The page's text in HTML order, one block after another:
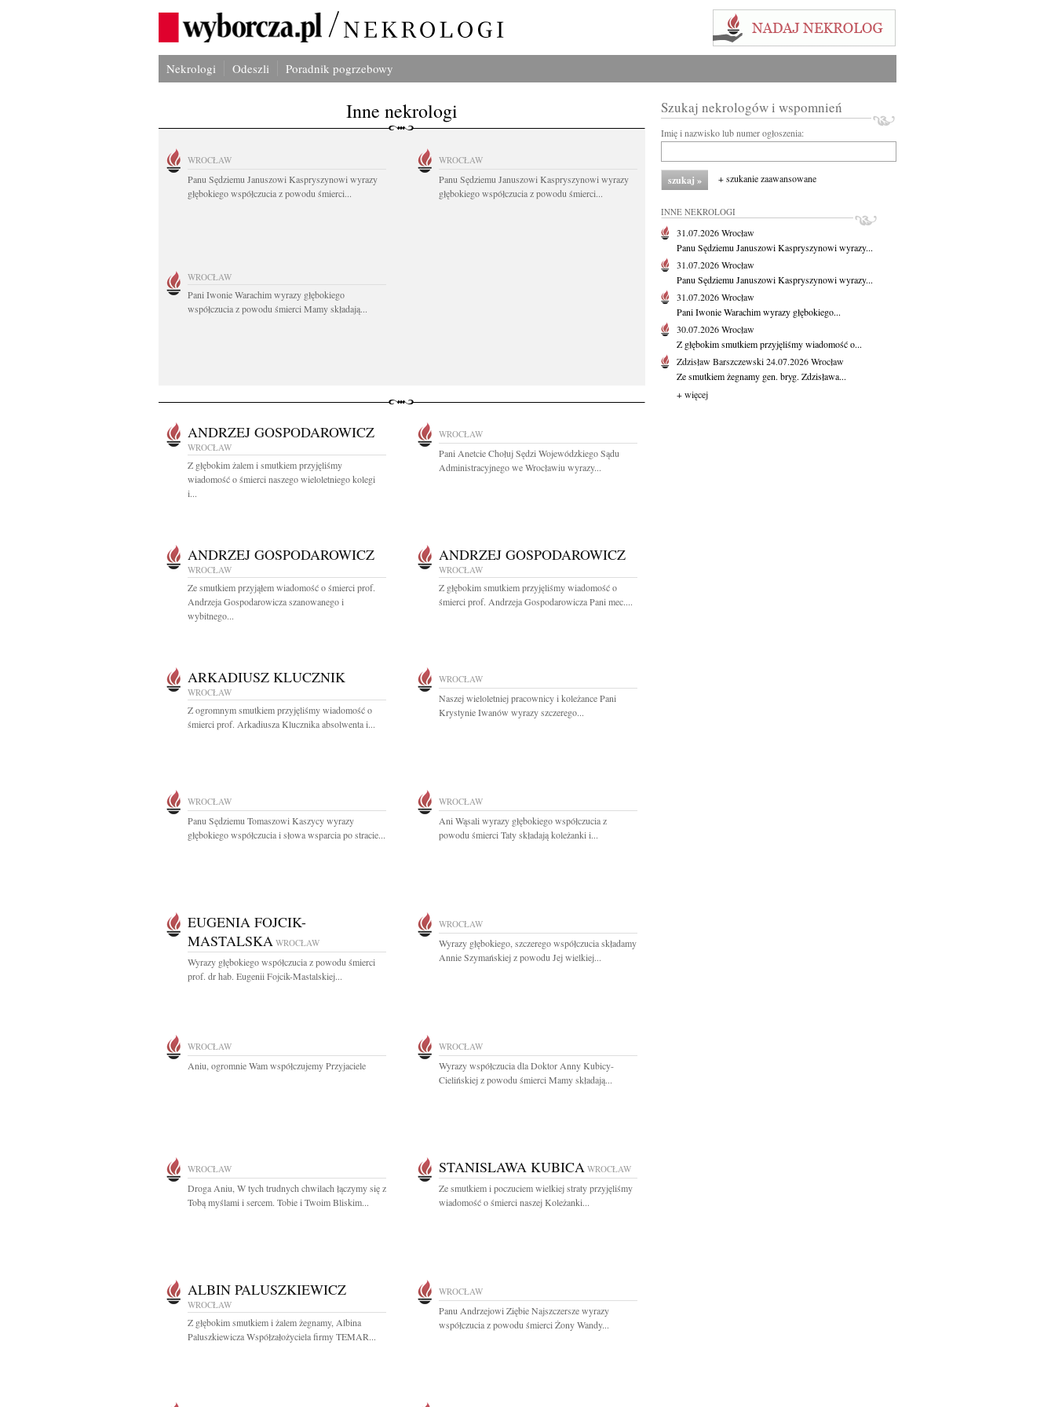
Nekrologi Odeszli Poradnik pogrzebowy
Inne nekrologi
WROCŁAW
Panu Sędziemu Januszowi Kaspryszynowi wyrazy
głębokiego współczucia z powodu śmierci...
WROCŁAW
Panu Sędziemu Januszowi Kaspryszynowi wyrazy
głębokiego współczucia z powodu śmierci...
WROCŁAW
Pani Iwonie Warachim wyrazy głębokiego
współczucia z powodu śmierci Mamy składają...
ANDRZEJ GOSPODAROWICZ
WROCŁAW
Z głębokim żalem i smutkiem przyjęliśmy
wiadomość o śmierci naszego wieloletniego kolegi
i...
WROCŁAW
Pani Anetcie Chołuj Sędzi Wojewódzkiego Sądu
Administracyjnego we Wrocławiu wyrazy...
ANDRZEJ GOSPODAROWICZ
WROCŁAW
Ze smutkiem przyjąłem wiadomość o śmierci prof.
Andrzeja Gospodarowicza szanowanego i
wybitnego...
ANDRZEJ GOSPODAROWICZ
WROCŁAW
Z głębokim smutkiem przyjęliśmy wiadomość o
śmierci prof. Andrzeja Gospodarowicza Pani mec....
ARKADIUSZ KLUCZNIK
WROCŁAW
Z ogromnym smutkiem przyjęliśmy wiadomość o
śmierci prof. Arkadiusza Klucznika absolwenta i...
WROCŁAW
Naszej wieloletniej pracownicy i koleżance Pani
Krystynie Iwanów wyrazy szczerego...
WROCŁAW
Panu Sędziemu Tomaszowi Kaszycy wyrazy
głębokiego współczucia i słowa wsparcia po stracie...
WROCŁAW
Ani Wąsali wyrazy głębokiego współczucia z
powodu śmierci Taty składają koleżanki i...
EUGENIA FOJCIK-
MASTALSKA WROCŁAW
Wyrazy głębokiego współczucia z powodu śmierci
prof. dr hab. Eugenii Fojcik-Mastalskiej...
WROCŁAW
Wyrazy głębokiego, szczerego współczucia składamy
Annie Szymańskiej z powodu Jej wielkiej...
WROCŁAW
Aniu, ogromnie Wam współczujemy Przyjaciele
WROCŁAW
Wyrazy współczucia dla Doktor Anny Kubicy-
Cielińskiej z powodu śmierci Mamy składają...
WROCŁAW
Droga Aniu, W tych trudnych chwilach łączymy się z
Tobą myślami i sercem. Tobie i Twoim Bliskim...
STANISLAWA KUBICA WROCŁAW
Ze smutkiem i poczuciem wielkiej straty przyjęliśmy
wiadomość o śmierci naszej Koleżanki...
ALBIN PALUSZKIEWICZ
WROCŁAW
Z głębokim smutkiem i żalem żegnamy, Albina
Paluszkiewicza Współzałożyciela firmy TEMAR...
WROCŁAW
Panu Andrzejowi Ziębie Najszczersze wyrazy
współczucia z powodu śmierci Żony Wandy...
Szukaj nekrologów i wspomnień
Imię i nazwisko lub numer ogłoszenia:
+ szukanie zaawansowane
INNE NEKROLOGI
31.07.2026Wrocław
Panu Sędziemu Januszowi Kaspryszynowi wyrazy...
31.07.2026Wrocław
Panu Sędziemu Januszowi Kaspryszynowi wyrazy...
31.07.2026Wrocław
Pani Iwonie Warachim wyrazy głębokiego...
30.07.2026Wrocław
Z głębokim smutkiem przyjęliśmy wiadomość o...
Zdzisław Barszczewski24.07.2026Wrocław
Ze smutkiem żegnamy gen. bryg. Zdzisława...
+ więcej